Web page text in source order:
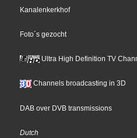
Kanalenkerkhof
Foto´s gezocht
Ultra High Definition TV
Channels broadcasting in 3D
DAB over DVB transmissions
Dutch